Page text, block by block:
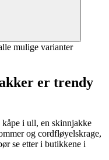
mulige varianter
er trendy
i ull, en skinnjakke
og cordfløyelskrage,
se etter i butikkene i